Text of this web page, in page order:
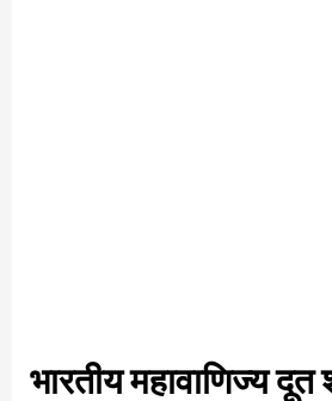
भारतीय महावाणिज्य